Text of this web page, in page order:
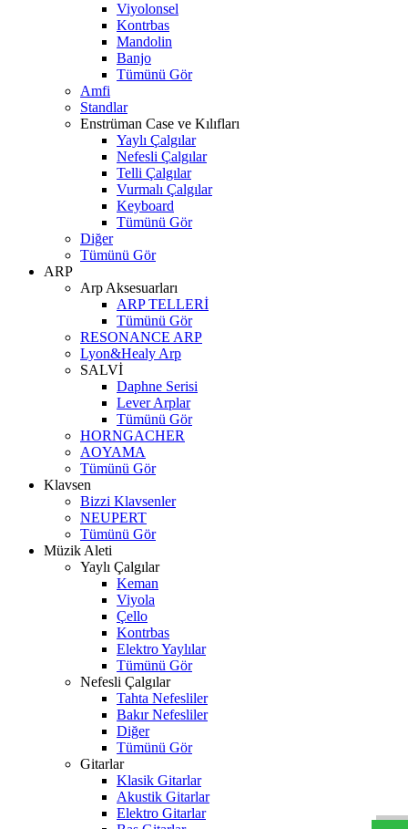
Viyolonsel
Kontrbas
Mandolin
Banjo
Tümünü Gör
Amfi
Standlar
Enstrüman Case ve Kılıfları
Yaylı Çalgılar
Nefesli Çalgılar
Telli Çalgılar
Vurmalı Çalgılar
Keyboard
Tümünü Gör
Diğer
Tümünü Gör
ARP
Arp Aksesuarları
ARP TELLERİ
Tümünü Gör
RESONANCE ARP
Lyon&Healy Arp
SALVİ
Daphne Serisi
Lever Arplar
Tümünü Gör
HORNGACHER
AOYAMA
Tümünü Gör
Klavsen
Bizzi Klavsenler
NEUPERT
Tümünü Gör
Müzik Aleti
Yaylı Çalgılar
Keman
Viyola
Çello
Kontrbas
Elektro Yaylılar
Tümünü Gör
Nefesli Çalgılar
Tahta Nefesliler
Bakır Nefesliler
Diğer
Tümünü Gör
Gitarlar
Klasik Gitarlar
Akustik Gitarlar
Elektro Gitarlar